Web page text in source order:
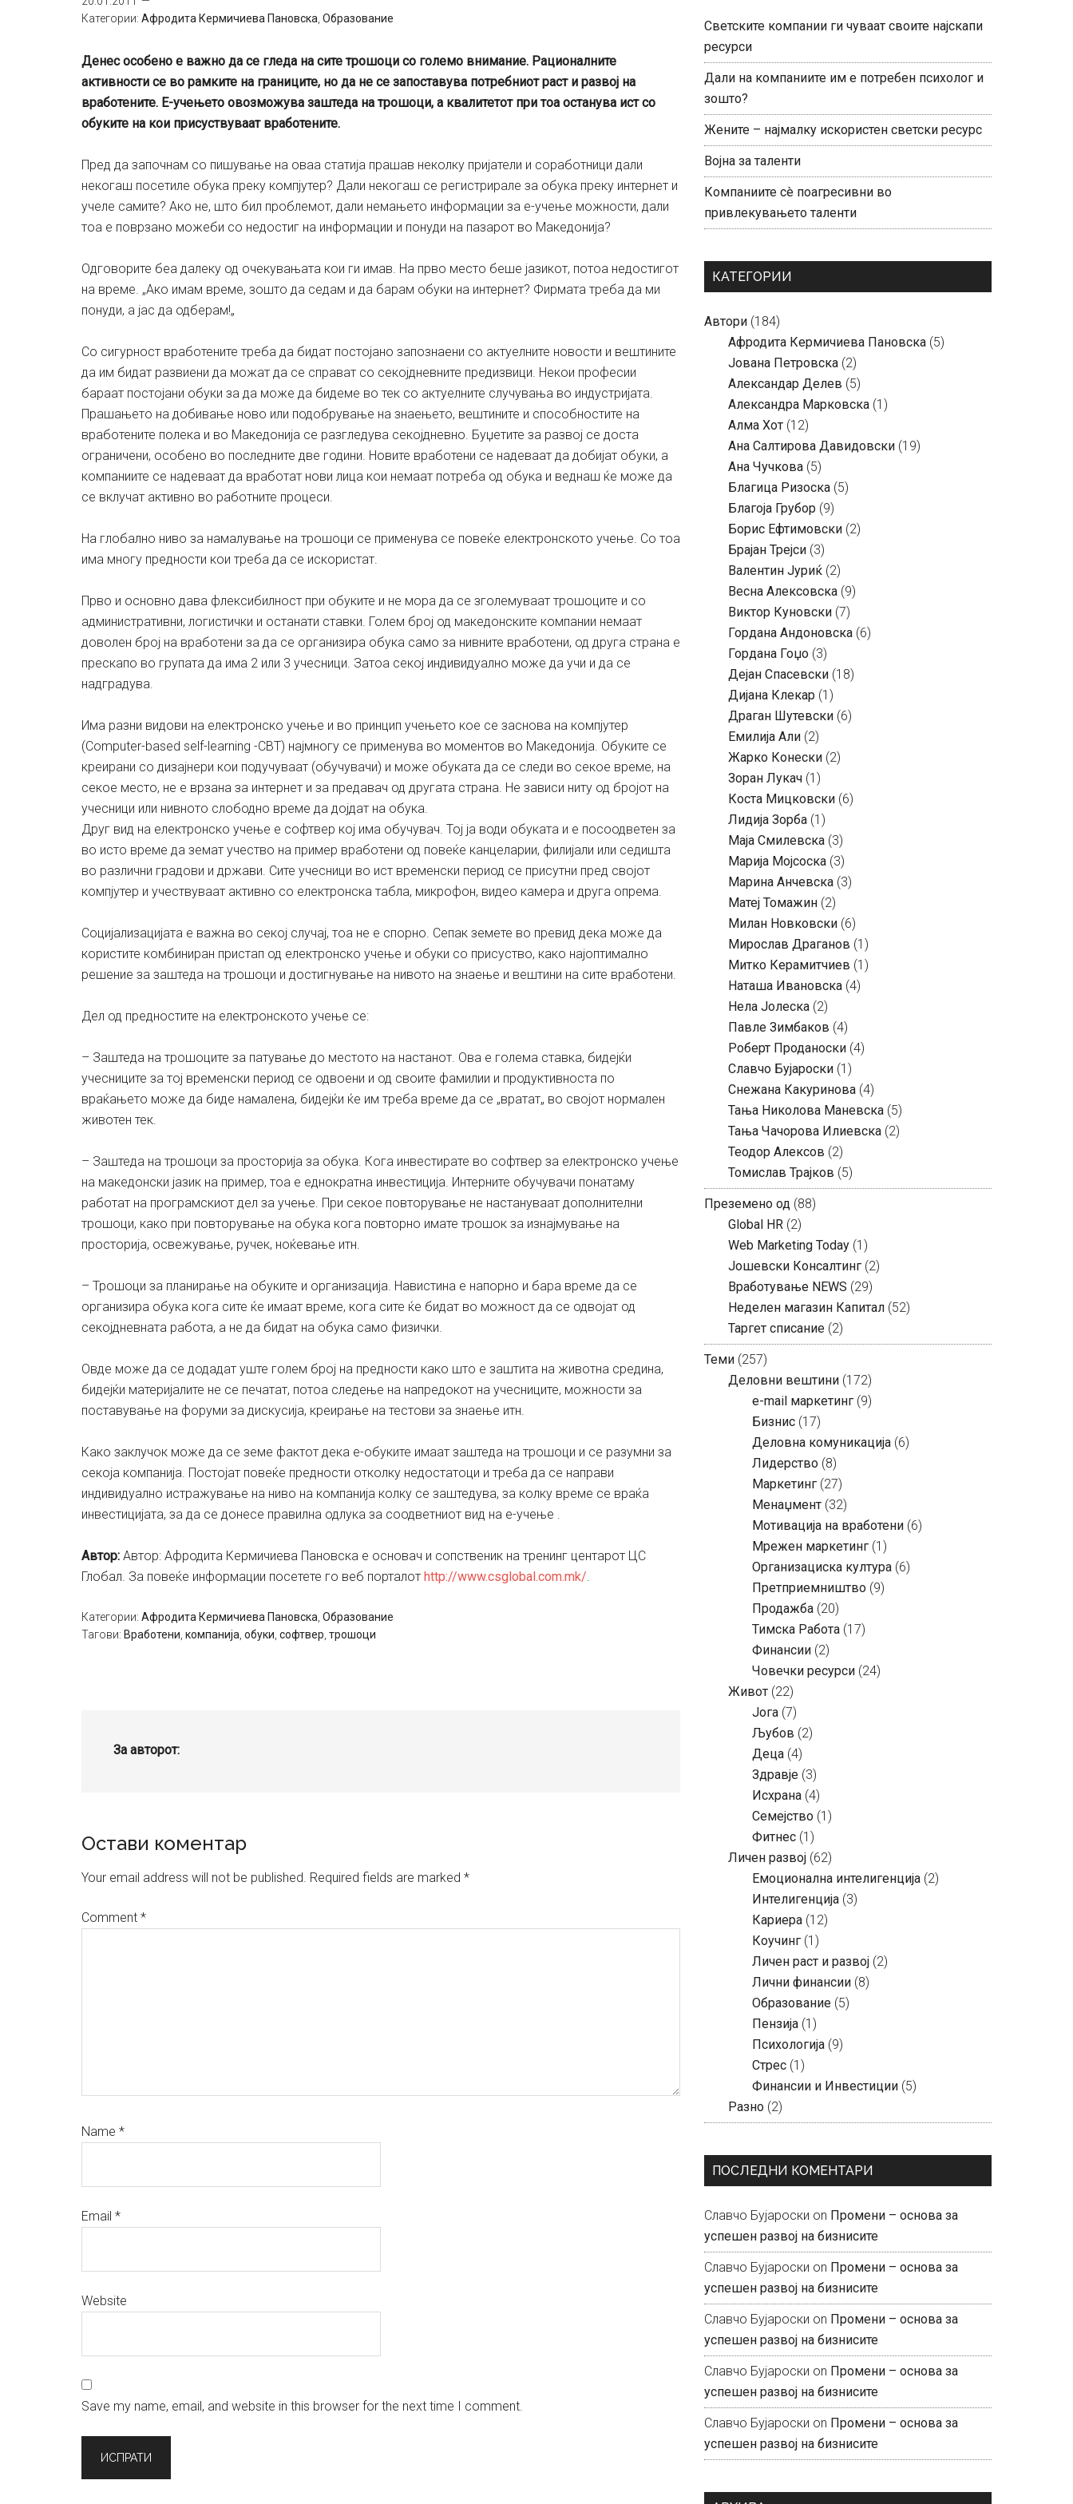
Категории: Aфродита Кермичиева Пановска Образование
Денес особено е важно да се гледа на сите трошоци со големо внимание. Рационалните
активности се во рамките на границите, но да не се запоставува потребниот раст и развој на
вработените. Е-учењето овозможува заштеда на трошоци, а квалитетот при тоа останува ист со
обуките на кои присуствуваат вработените.
Пред да започнам со пишување на оваа статија прашав неколку пријатели и соработници дали
некогаш посетиле обука преку компјутер? Дали некогаш се регистрирале за обука преку интернет и
учеле самите? Ако не, што бил проблемот, дали немањето информации за е-учење можности, дали
тоа е поврзано можеби со недостиг на информации и понуди на пазарот во Македонија?
Одговорите беа далеку од очекувањата кои ги имав. На прво место беше јазикот, потоа недостигот
на време. „Ако имам време, зошто да седам и да барам обуки на интернет? Фирмата треба да ми
понуди, а јас да одберам!„
Со сигурност вработените треба да бидат постојано запознаени со актуелните новости и вештините
да им бидат развиени да можат да се справат со секојдневните предизвици. Некои професии
бараат постојани обуки за да може да бидеме во тек со актуелните случувања во индустријата.
Прашањето на добивање ново или подобрување на знаењето, вештините и способностите на
вработените полека и во Македонија се разгледува секојдневно. Буџетите за развој се доста
ограничени, особено во последните две години. Новите вработени се надеваат да добијат обуки, а
компаниите се надеваат да вработат нови лица кои немаат потреба од обука и веднаш ќе може да
се вклучат активно во работните процеси.
На глобално ниво за намалување на трошоци се применува се повеќе електронското учење. Со тоа
има многу предности кои треба да се искористат.
Прво и основно дава флексибилност при обуките и не мора да се зголемуваат трошоците и со
административни, логистички и останати ставки. Голем број од македонските компании немаат
доволен број на вработени за да се организира обука само за нивните вработени, од друга страна е
прескапо во групата да има 2 или 3 учесници. Затоа секој индивидуално може да учи и да се
надградува.
Има разни видови на електронско учење и во принцип учењето кое се заснова на компјутер
(Computer-based self-learning -CBT) најмногу се применува во моментов во Македонија. Обуките се
креирани со дизајнери кои подучуваат (обучувачи) и може обуката да се следи во секое време, на
секое место, не е врзана за интернет и за предавач од другата страна. Не зависи ниту од бројот на
учесници или нивното слободно време да дојдат на обука.
Друг вид на електронско учење е софтвер кој има обучувач. Тој ја води обуката и е посоодветен за
во исто време да земат учество на пример вработени од повеќе канцеларии, филијали или седишта
во различни градови и држави. Сите учесници во ист временски период се присутни пред својот
компјутер и учествуваат активно со електронска табла, микрофон, видео камера и друга опрема.
Социјализацијата е важна во секој случај, тоа не е спорно. Сепак земете во превид дека може да
користите комбиниран пристап од електронско учење и обуки со присуство, како најоптимално
решение за заштеда на трошоци и достигнување на нивото на знаење и вештини на сите вработени.
Дел од предностите на електронското учење се:
– Заштеда на трошоците за патување до местото на настанот. Ова е голема ставка, бидејќи
учесниците за тој временски период се одвоени и од своите фамилии и продуктивноста по
враќањето може да биде намалена, бидејќи ќе им треба време да се „вратат„ во својот нормален
животен тек.
– Заштеда на трошоци за просторија за обука. Кога инвестирате во софтвер за електронско учење
на македонски јазик на пример, тоа е еднократна инвестиција. Интерните обучувачи понатаму
работат на програмскиот дел за учење. При секое повторување не настануваат дополнителни
трошоци, како при повторување на обука кога повторно имате трошок за изнајмување на
просторија, освежување, ручек, ноќевање итн.
– Трошоци за планирање на обуките и организација. Навистина е напорно и бара време да се
организира обука кога сите ќе имаат време, кога сите ќе бидат во можност да се одвојат од
секојдневната работа, а не да бидат на обука само физички.
Овде може да се додадат уште голем број на предности како што е заштита на животна средина,
бидејќи материјалите не се печатат, потоа следење на напредокот на учесниците, можности за
поставување на форуми за дискусија, креирање на тестови за знаење итн.
Како заклучок може да се земе фактот дека е-обуките имаат заштеда на трошоци и се разумни за
секоја компанија. Постојат повеќе предности отколку недостатоци и треба да се направи
индивидуално истражување на ниво на компанија колку се заштедува, за колку време се враќа
инвестицијата, за да се донесе правилна одлука за соодветниот вид на е-учење .
Aвтор: Автор: Афродита Кермичиева Пановска е основач и сопственик на тренинг центарот ЦС
Глобал. За повеќе информации посетете го веб порталот http://www.csglobal.com.mk/.
Категории: Aфродита Кермичиева Пановска Образование
Тагови: Вработени компанија обуки софтвер трошоци
За авторот:
Reader
Interactions
Остави коментар
Your email address will not be published. Required fields are marked *
Comment *
Name *
Email *
Website
Save my name, email, and website in this browser for the next time I comment.
Светските компании ги чуваат своите најскапи
ресурси
Дали на компаниите им е потребен психолог и
зошто?
Жените – најмалку искористен светски ресурс
Војна за таленти
Компаниите сè поагресивни во
привлекувањето таленти
КАТЕГОРИИ
Автори (184)
Aфродита Кермичиева Пановска (5)
Јована Петровска (2)
Александар Делев (5)
Александра Марковска (1)
Алма Хот (12)
Ана Салтирова Давидовски (19)
Ана Чучкова (5)
Благица Ризоска (5)
Благоја Грубор (9)
Борис Ефтимовски (2)
Брајан Трејси (3)
Валентин Јуриќ (2)
Весна Алексовска (9)
Виктор Куновски (7)
Гордана Андоновска (6)
Гордана Гоџо (3)
Дејан Спасевски (18)
Дијана Клекар (1)
Драган Шутевски (6)
Емилија Али (2)
Жарко Конески (2)
Зоран Лукач (1)
Коста Мицковски (6)
Лидија Зорба (1)
Маја Смилевска (3)
Марија Мојсоска (3)
Марина Анчевска (3)
Матеј Томажин (2)
Милан Новковски (6)
Мирослав Драганов (1)
Митко Керамитчиев (1)
Наташа Ивановска (4)
Нела Јолеска (2)
Павле Зимбаков (4)
Роберт Проданоски (4)
Славчо Бујароски (1)
Снежана Какуринова (4)
Тања Николова Маневска (5)
Тања Чачорова Илиевска (2)
Теодор Алексов (2)
Томислав Трајков (5)
Преземено од (88)
Global HR (2)
Web Marketing Today (1)
Јошевски Консалтинг (2)
Вработување NEWS (29)
Неделен магазин Капитал (52)
Таргет списание (2)
Теми (257)
Деловни вештини (172)
e-mail маркетинг (9)
Бизнис (17)
Деловна комуникација (6)
Лидерство (8)
Маркетинг (27)
Менаџмент (32)
Мотивација на вработени (6)
Мрежен маркетинг (1)
Организациска култура (6)
Претприемништво (9)
Продажба (20)
Тимска Работа (17)
Финансии (2)
Човечки ресурси (24)
Живот (22)
Јога (7)
Љубов (2)
Деца (4)
Здравје (3)
Исхрана (4)
Семејство (1)
Фитнес (1)
Личен развој (62)
Емоционална интелигенција (2)
Интелигенција (3)
Кариера (12)
Коучинг (1)
Личен раст и развој (2)
Лични финансии (8)
Образование (5)
Пензија (1)
Психологија (9)
Стрес (1)
Финансии и Инвестиции (5)
Разно (2)
ПОСЛЕДНИ КОМЕНТАРИ
Славчо Бујароски on Промени – основа за
успешен развој на бизнисите
Славчо Бујароски on Промени – основа за
успешен развој на бизнисите
Славчо Бујароски on Промени – основа за
успешен развој на бизнисите
Славчо Бујароски on Промени – основа за
успешен развој на бизнисите
Славчо Бујароски on Промени – основа за
успешен развој на бизнисите